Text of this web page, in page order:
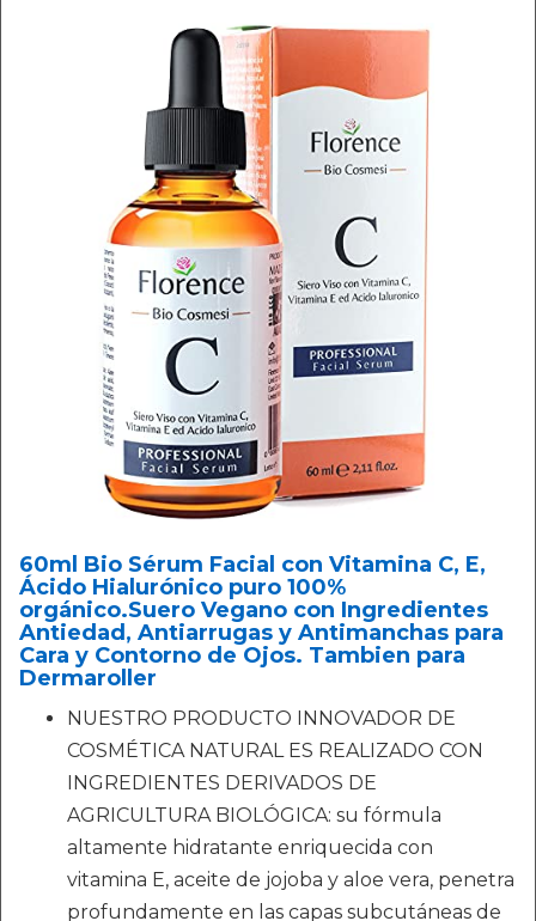
60ml Bio Sérum Facial con Vitamina C, E,
Ácido Hialurónico puro 100%
orgánico.Suero Vegano con Ingredientes
Antiedad, Antiarrugas y Antimanchas para
Cara y Contorno de Ojos. Tambien para
Dermaroller
NUESTRO PRODUCTO INNOVADOR DE
COSMÉTICA NATURAL ES REALIZADO CON
INGREDIENTES DERIVADOS DE
AGRICULTURA BIOLÓGICA: su fórmula
altamente hidratante enriquecida con
vitamina E, aceite de jojoba y aloe vera, penetra
profundamente en las capas subcutáneas de